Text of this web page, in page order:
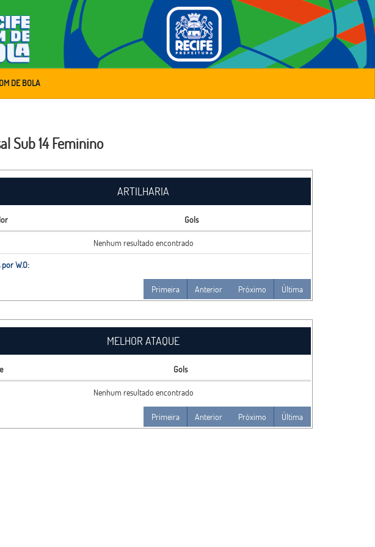
DE BOLA
Sub 14 Feminino
ARTILHARIA
Gols
Nenhum resultado encontrado
W.O:
Primeira Anterior Próximo Última
MELHOR ATAQUE
Gols
Nenhum resultado encontrado
Primeira Anterior Próximo Última